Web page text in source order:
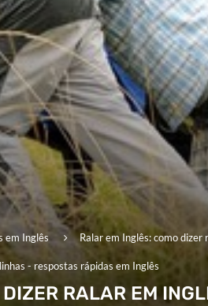
em Inglês Ralar em Inglês: como dizer
- respostas rápidas em Inglês
RALAR EM